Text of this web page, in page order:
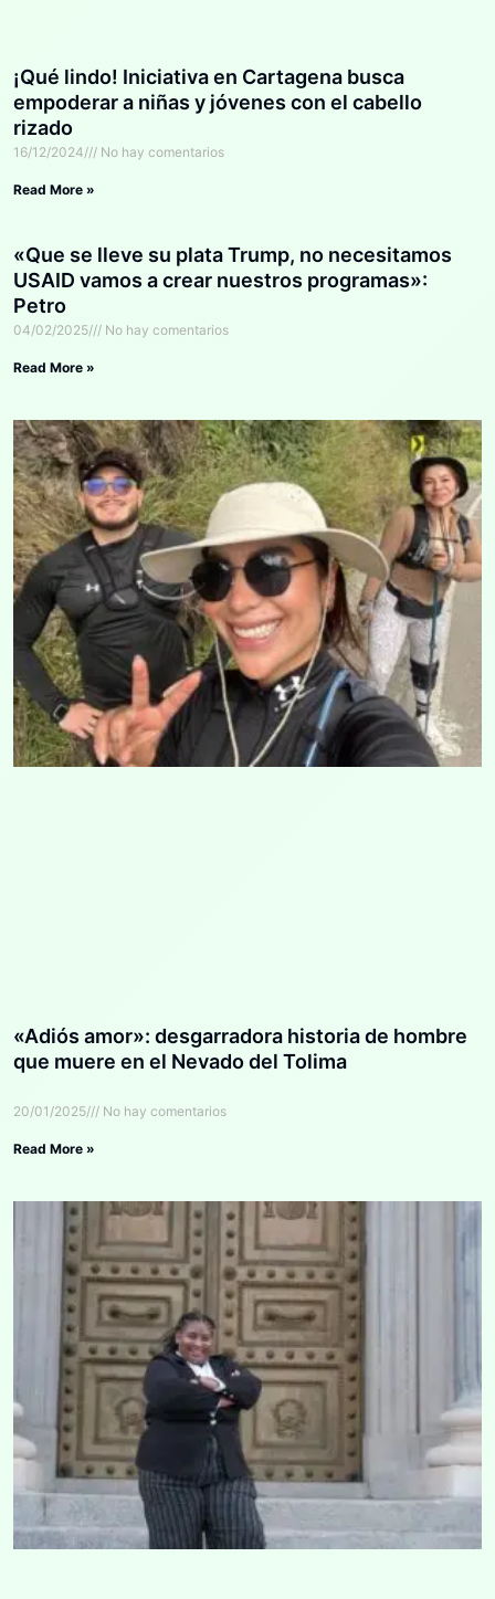
¡Qué lindo! Iniciativa en Cartagena busca
empoderar a niñas y jóvenes con el cabello
rizado
16/12/2024 No hay comentarios
Read More »
«Que se lleve su plata Trump, no necesitamos
USAID vamos a crear nuestros programas»:
Petro
04/02/2025 No hay comentarios
Read More »
«Adiós amor»: desgarradora historia de hombre
que muere en el Nevado del Tolima
20/01/2025 No hay comentarios
Read More »